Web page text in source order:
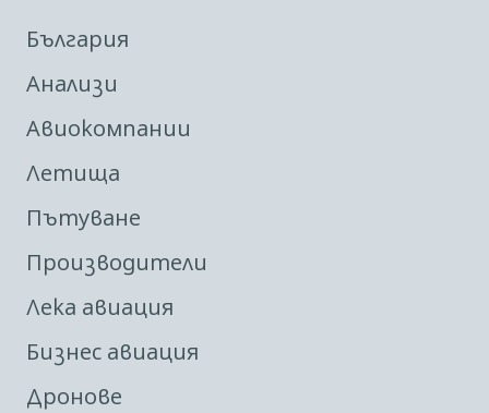
България
Анализи
Авиокомпании
Летища
Пътуване
Производители
Лека авиация
Бизнес авиация
Дронове